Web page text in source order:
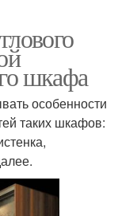
шкафа
особенности
таких шкафов: